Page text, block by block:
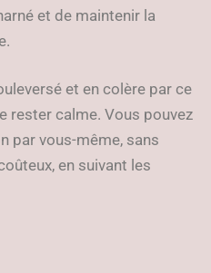
et de maintenir la
et en colère par ce
rester calme. Vous pouvez
par vous-même, sans
en suivant les